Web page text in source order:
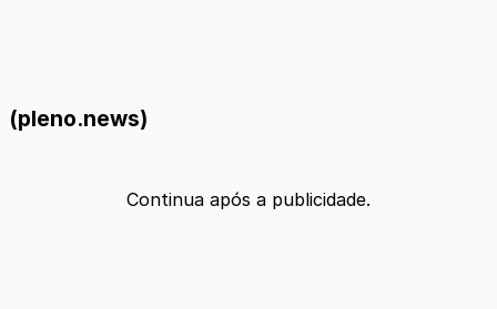
(pleno.news)
Continua após a publicidade.